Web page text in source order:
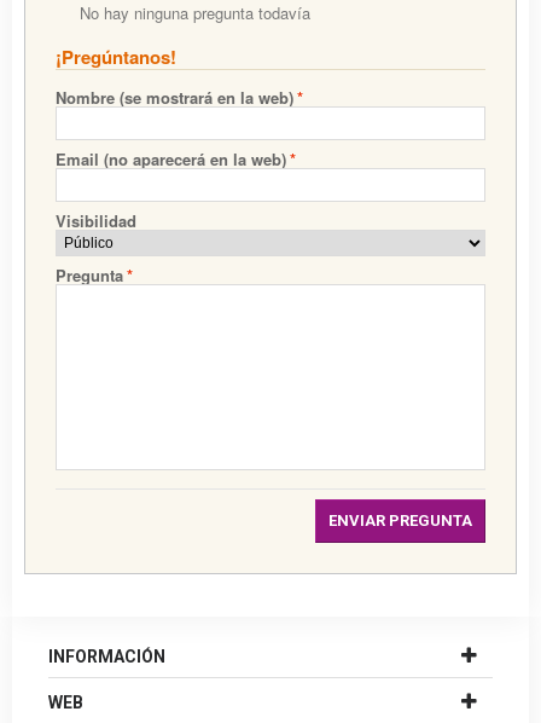
No hay ninguna pregunta todavía
¡Pregúntanos!
Nombre (se mostrará en la web)*
Email (no aparecerá en la web)*
Visibilidad
Pregunta*
ENVIAR PREGUNTA
INFORMACIÓN
WEB